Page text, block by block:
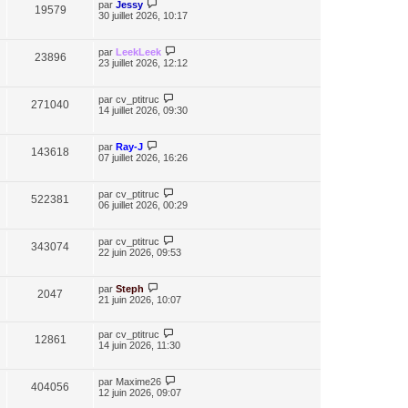
19579 par Jessy
30 juillet 2026, 10:17
23896 par LeekLeek
23 juillet 2026, 12:12
271040 par cv_ptitruc
14 juillet 2026, 09:30
143618 par Ray-J
07 juillet 2026, 16:26
522381 par cv_ptitruc
06 juillet 2026, 00:29
343074 par cv_ptitruc
22 juin 2026, 09:53
2047 par Steph
21 juin 2026, 10:07
12861 par cv_ptitruc
14 juin 2026, 11:30
404056 par Maxime26
12 juin 2026, 09:07